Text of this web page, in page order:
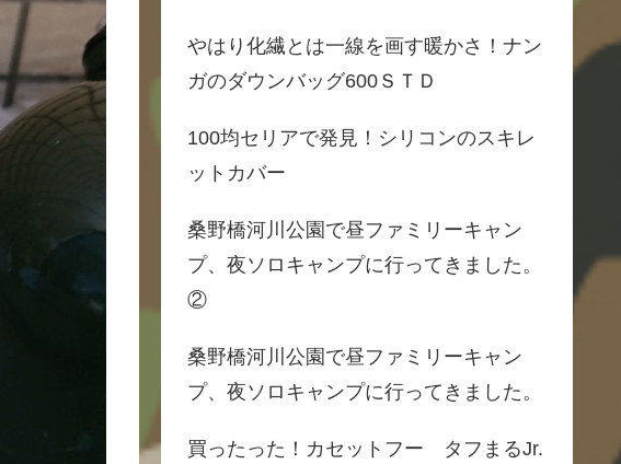
やはり化繊とは一線を画す暖かさ！ナン
ガのダウンバッグ600ＳＴＤ
100均セリアで発見！シリコンのスキレ
ットカバー
桑野橋河川公園で昼ファミリーキャン
プ、夜ソロキャンプに行ってきました。
②
桑野橋河川公園で昼ファミリーキャン
プ、夜ソロキャンプに行ってきました。
買ったった！カセットフー タフまるJr.